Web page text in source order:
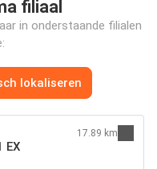
filiaal
in onderstaande filialen
lokaliseren
EX
17.89 km